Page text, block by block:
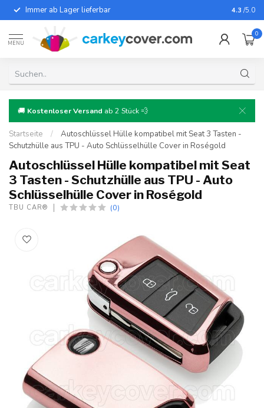
Immer ab Lager lieferbar Für fast
4.3 /5.0
MENU
0
🚚 Kostenloser Versand ab 2 Stück 💨
Startseite /
Autoschlüssel Hülle kompatibel mit Seat 3 Tasten -
Schutzhülle aus TPU - Auto Schlüsselhülle Cover in Roségold
Autoschlüssel Hülle kompatibel mit Seat
3 Tasten - Schutzhülle aus TPU - Auto
Schlüsselhülle Cover in Roségold
TBU CAR® (0)